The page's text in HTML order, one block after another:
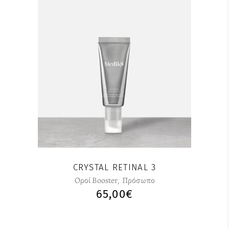
CRYSTAL RETINAL 3
Οροί Booster, Πρόσωπο
65,00€